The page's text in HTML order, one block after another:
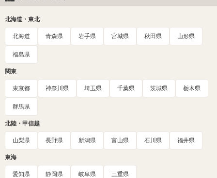
北海道・東北
北海道 青森県 岩手県 宮城県 秋田県 山形県
福島県
関東
東京都 神奈川県 埼玉県 千葉県 茨城県 栃木県
群馬県
北陸・甲信越
山梨県 長野県 新潟県 富山県 石川県 福井県
東海
愛知県 静岡県 岐阜県 三重県